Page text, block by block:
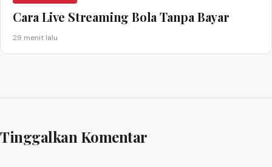
Cara Live Streaming Bola Tanpa Bayar
29 menit lalu
Tinggalkan Komentar